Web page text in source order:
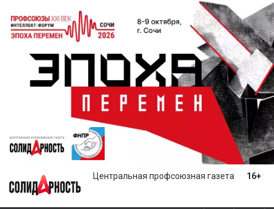
Центральная профсоюзная газета 16+